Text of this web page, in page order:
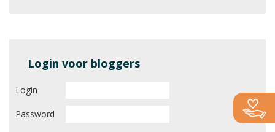
Login voor bloggers
Login
Password